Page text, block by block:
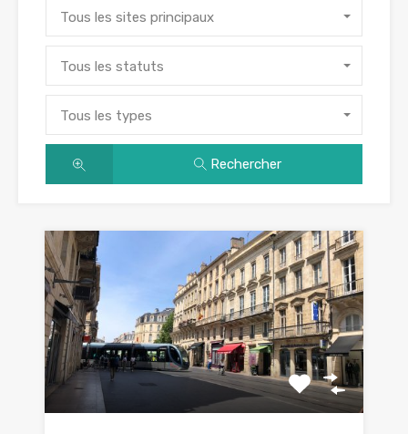
Tous les sites principaux
Tous les statuts
Tous les types
Rechercher